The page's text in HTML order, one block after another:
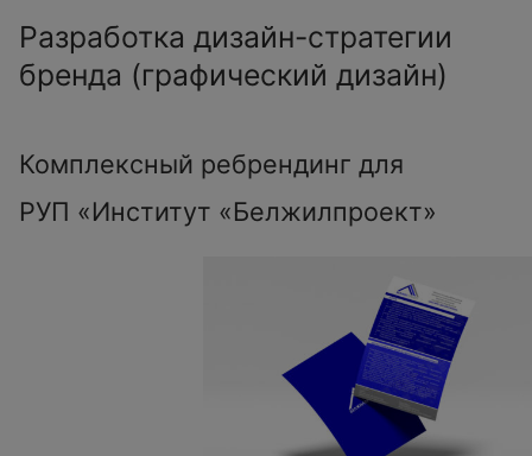
Разработка дизайн-стратегии
бренда (графический дизайн)
Комплексный ребрендинг для
РУП «Институт «Белжилпроект»